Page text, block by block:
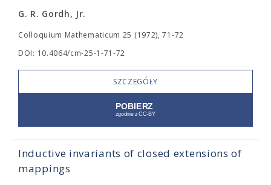
G. R. Gordh, Jr.
Colloquium Mathematicum 25 (1972), 71-72
DOI: 10.4064/cm-25-1-71-72
SZCZEGÓŁY
Inductive invariants of closed extensions of
mappings